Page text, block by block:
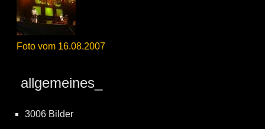
Foto vom 16.08.2007
allgemeines_
3006 Bilder